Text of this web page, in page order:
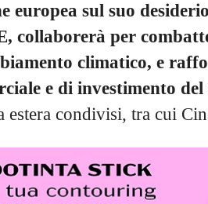
europea sul suo
collaborerà per
climatico, e
e di investimento del
condivisi, tra cui